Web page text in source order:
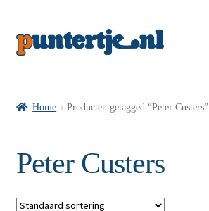
Home Producten getagged “Peter Custers”
Peter Custers